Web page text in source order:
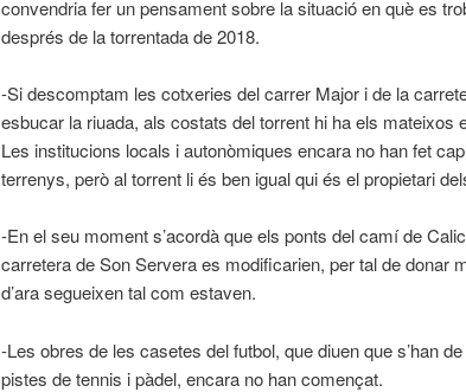
convendria fer un pensament sobre la situació en què es
després de la torrentada de 2018.
-Si descomptam les cotxeries del carrer Major i de la
esbucar la riuada, als costats del torrent hi ha els mateixos
Les institucions locals i autonòmiques encara no han fet
terrenys, però al torrent li és ben igual qui és el propietari
-En el seu moment s’acordà que els ponts del camí de
carretera de Son Servera es modificarien, per tal de donar
d’ara segueixen tal com estaven.
-Les obres de les casetes del futbol, que diuen que s’han
pistes de tennis i pàdel, encara no han començat.